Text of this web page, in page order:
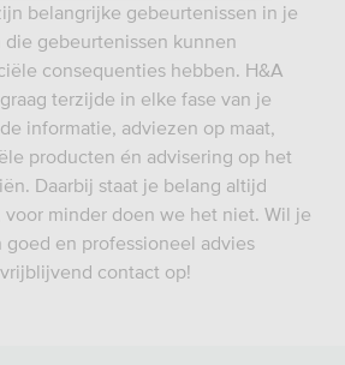
belangrijke gebeurtenissen in je
die gebeurtenissen kunnen
consequenties hebben. H&A
terzijde in elke fase van je
informatie, adviezen op maat,
producten én advisering op het
Daarbij staat je belang altijd
voor minder doen we het niet. Wil je
goed en professioneel advies
contact op!